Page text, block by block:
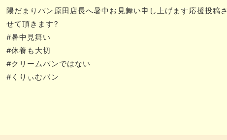
陽だまりパン原田店長へ暑中お見舞い申し上げます応援投稿さ
せて頂きます?
#暑中見舞い
#休養も大切
#クリームパンではない
#くりぃむパン